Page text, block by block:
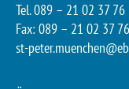
Tel. 089 – 21 02 37
Fax: 089 – 21 02 37
st-